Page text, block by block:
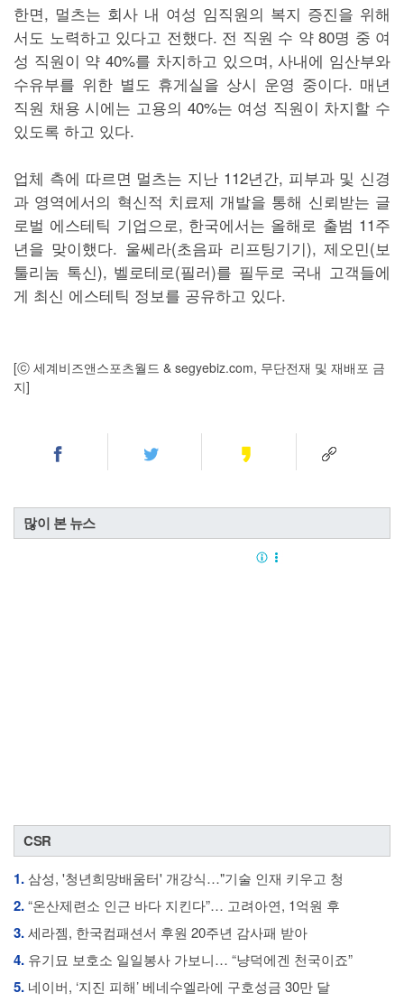
한면, 멀츠는 회사 내 여성 임직원의 복지 증진을 위해
서도 노력하고 있다고 전했다. 전 직원 수 약 80명 중 여
성 직원이 약 40%를 차지하고 있으며, 사내에 임산부와
수유부를 위한 별도 휴게실을 상시 운영 중이다. 매년
직원 채용 시에는 고용의 40%는 여성 직원이 차지할 수
있도록 하고 있다.
업체 측에 따르면 멀츠는 지난 112년간, 피부과 및 신경
과 영역에서의 혁신적 치료제 개발을 통해 신뢰받는 글
로벌 에스테틱 기업으로, 한국에서는 올해로 출범 11주
년을 맞이했다. 울쎄라(초음파 리프팅기기), 제오민(보
툴리눔 톡신), 벨로테로(필러)를 필두로 국내 고객들에
게 최신 에스테틱 정보를 공유하고 있다.
[ⓒ 세계비즈앤스포츠월드 & segyebiz.com, 무단전재 및 재배포 금
지]
많이 본 뉴스
CSR
1.삼성, '청년희망배움터' 개강식…"기술 인재 키우고 청
2.“온산제련소 인근 바다 지킨다”… 고려아연, 1억원 후
3.세라젬, 한국컴패션서 후원 20주년 감사패 받아
4. 유기묘 보호소 일일봉사 가보니… “냥덕에겐 천국이죠”
5. 네이버, ‘지진 피해’ 베네수엘라에 구호성금 30만 달